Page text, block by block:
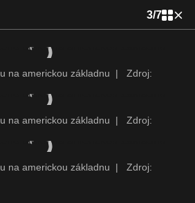
3/7
na americkou základnu |
Zdroj:
na americkou základnu |
Zdroj:
na americkou základnu |
Zdroj: